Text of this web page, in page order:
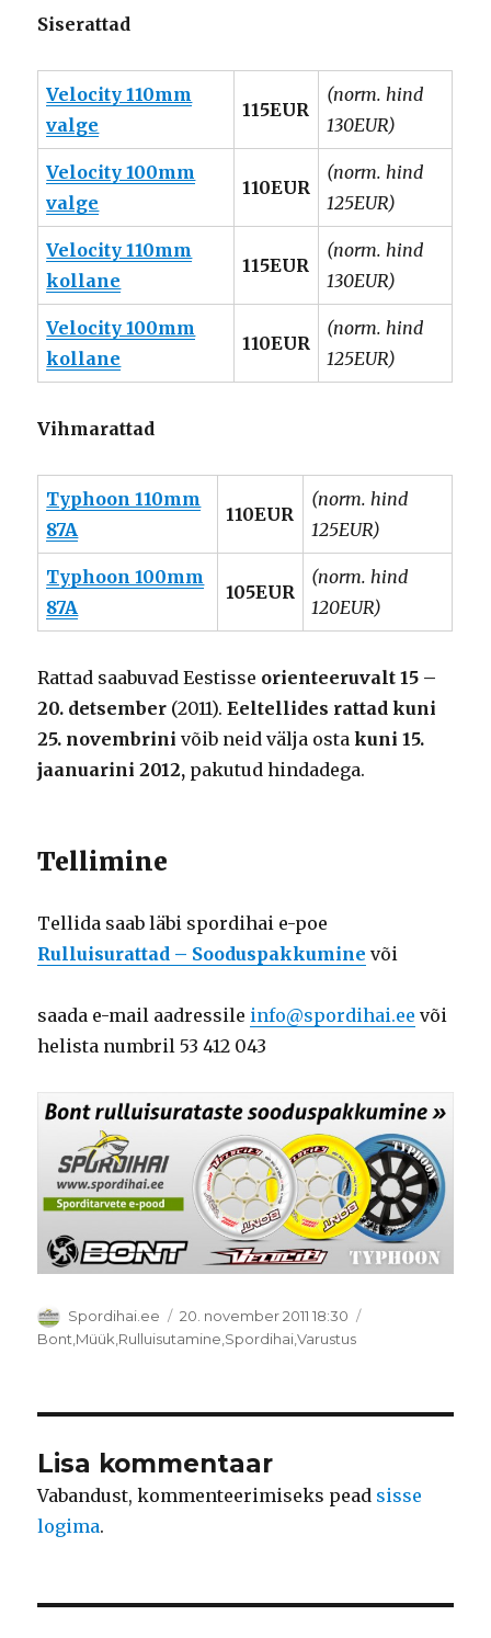
Siserattad
Velocity 110mm
valge
115EUR
(norm. hind
130EUR)
Velocity 100mm
valge
110EUR
(norm. hind
125EUR)
Velocity 110mm
kollane
115EUR
(norm. hind
130EUR)
Velocity 100mm
kollane
110EUR
(norm. hind
125EUR)
Vihmarattad
Typhoon 110mm
87A
110EUR
(norm. hind
125EUR)
Typhoon 100mm
87A
105EUR
(norm. hind
120EUR)
Rattad saabuvad Eestisse orienteeruvalt 15 –
20. detsember (2011).Eeltellides rattad kuni
25. novembrini võib neid välja ostakuni 15.
jaanuarini 2012, pakutud hindadega.
Tellimine
Tellida saab läbi spordihai e-poe
Rulluisurattad – Sooduspakkumine või
saada e-mail aadressile info@spordihai.ee või
helista numbril 53 412 043
Autor
Spordihai.ee Postitatud
20. november 2011 18:30
Rubriigid
Bont Müük Rulluisutamine Spordihai,Varustus
Lisa kommentaar
Vabandust, kommenteerimiseks pead sisse
logima.